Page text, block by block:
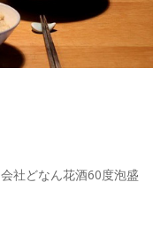
社どなん花酒60度泡盛